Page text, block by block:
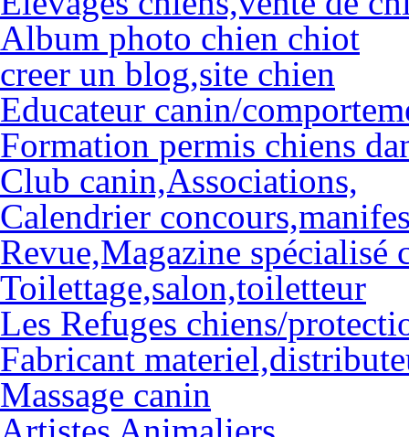
Album photo chien chiot
creer un blog,site chien
Educateur canin/
Formation permis chiens
Club canin,Associations,
Calendrier
Revue,Magazine spécialisé
Toilettage,salon,toiletteur
Les Refuges chiens/
Fabricant
Massage canin